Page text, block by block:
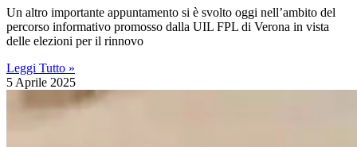
Un altro importante appuntamento si è svolto oggi nell’ambito del
percorso informativo promosso dalla UIL FPL di Verona in vista
delle elezioni per il rinnovo
Leggi Tutto »
5 Aprile 2025